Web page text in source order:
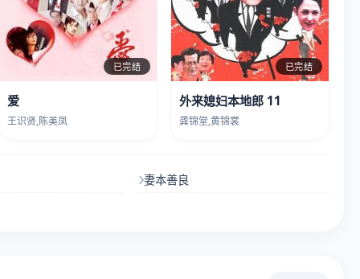
已完结
爱
王识贤,陈美凤
已完结
外来媳妇本地郎 11
龚锦堂,黄锦裳
妻本善良